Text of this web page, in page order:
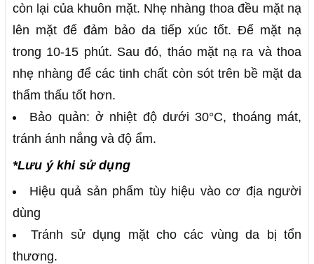
còn lại của khuôn mặt. Nhẹ nhàng thoa đều mặt nạ
lên mặt để đảm bảo da tiếp xúc tốt. Để mặt nạ
trong 10-15 phút. Sau đó, tháo mặt nạ ra và thoa
nhẹ nhàng để các tinh chất còn sót trên bề mặt da
thẩm thấu tốt hơn.
Bảo quản: ở nhiệt độ dưới 30°C, thoáng mát,
tránh ánh nắng và độ ẩm.
*Lưu ý khi sử dụng
Hiệu quả sản phẩm tùy hiệu vào cơ địa người
dùng
Tránh sử dụng mặt cho các vùng da bị tổn
thương.